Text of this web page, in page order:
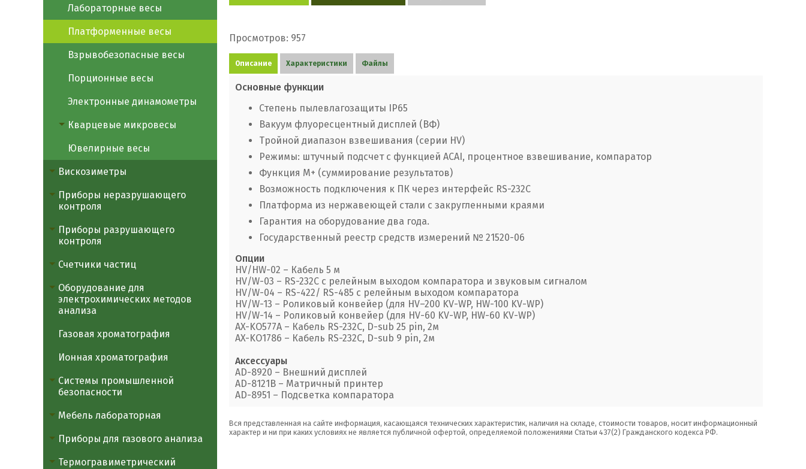
Лабораторные весы
Платформенные весы
Взрывобезопасные весы
Порционные весы
Электронные динамометры
Кварцевые микровесы
Ювелирные весы
Вискозиметры
Приборы неразрушающего
контроля
Приборы разрушающего
контроля
Счетчики частиц
Оборудование для
электрохимических методов
анализа
Газовая хроматография
Ионная хроматография
Системы промышленной
безопасности
Мебель лабораторная
Приборы для газового анализа
Термогравиметрический
Просмотров: 957
Описание Характеристики Файлы
Основные функции
Степень пылевлагозащиты IP65
Вакуум флуоресцентный дисплей (ВФ)
Тройной диапазон взвешивания (серии HV)
Режимы: штучный подсчет с функцией ACAI, процентное взвешивание, компаратор
Функция М+ (суммирование результатов)
Возможность подключения к ПК через интерфейс RS-232C
Платформа из нержавеющей стали с закругленными краями
Гарантия на оборудование два года.
Государственный реестр средств измерений № 21520-06
Опции
HV/HW-02 – Кабель 5 м
HV/W-03 – RS-232C с релейным выходом компаратора и звуковым сигналом
HV/W-04 – RS-422/ RS-485 с релейным выходом компаратора
HV/W-13 – Роликовый конвейер (для HV–200 KV-WP, HW-100 KV-WP)
HV/W-14 – Роликовый конвейер (для HV-60 KV-WP, HW-60 KV-WP)
AX-KO577A – Кабель RS-232C, D-sub 25 pin, 2м
AX-KO1786 – Кабель RS-232C, D-sub 9 pin, 2м
Аксессуары
AD-8920 – Внешний дисплей
AD-8121В – Матричный принтер
AD-8951 – Подсветка компаратора
Вся представленная на сайте информация, касающаяся технических характеристик, наличия на складе, стоимости товаров, носит информационный
характер и ни при каких условиях не является публичной офертой, определяемой положениями Статьи 437(2) Гражданского кодекса РФ.